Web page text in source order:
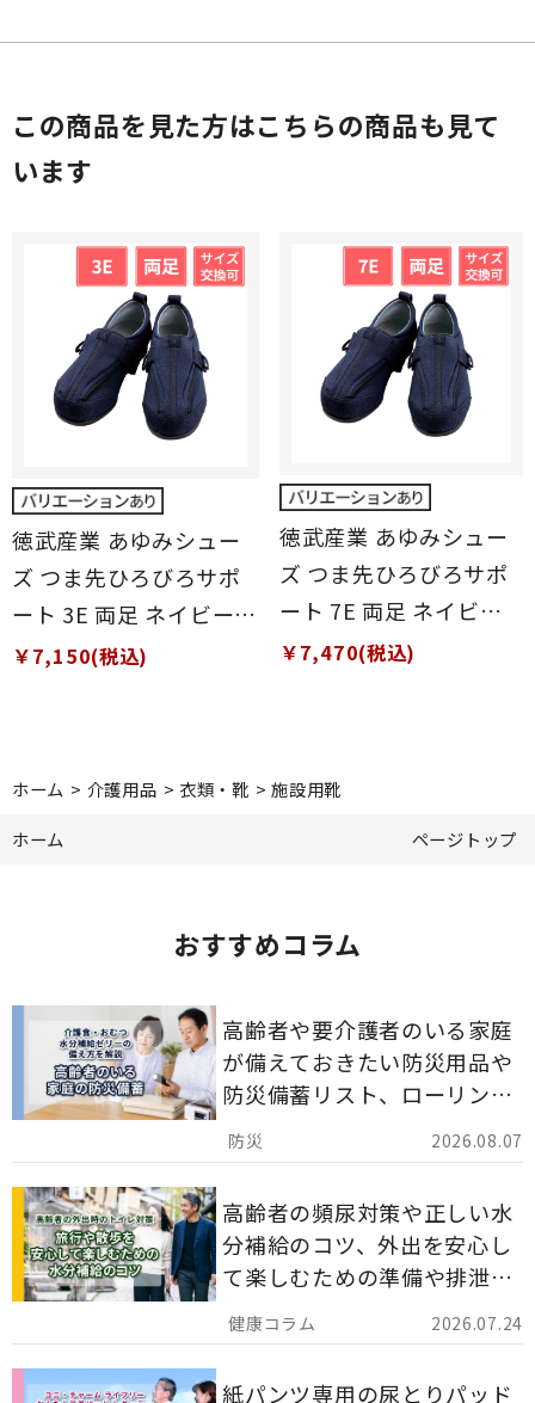
この商品を見た方はこちらの商品も見て
います
徳武産業 あゆみシュー
ズ つま先ひろびろサポ
ート 3E 両足 ネイビー
S(21～21.5cm)
￥7,150(税込)
徳武産業 あゆみシュー
ズ つま先ひろびろサポ
ート 7E 両足 ネイビー
S(21～21.5cm)
￥7,470(税込)
ホーム > 介護用品 > 衣類・靴 >施設用靴
ホーム
ページトップ
おすすめコラム
2026.08.07
高齢者や要介護者のいる家庭
が備えておきたい防災用品や
防災備蓄リスト、ローリング
ストックのポイントについて
解説します。
2026.07.24
高齢者の頻尿対策や正しい水
分補給のコツ、外出を安心し
て楽しむための準備や排泄ケ
ア用品の選び方を解説しま
す。
紙パンツ専用の尿とりパッド